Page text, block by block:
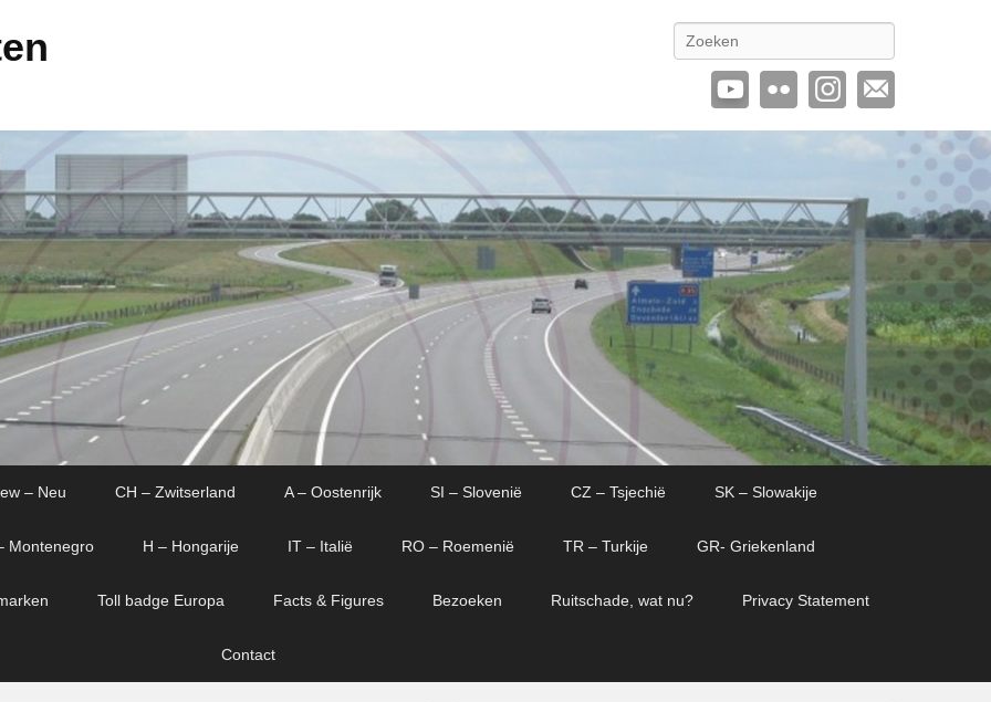
Zoeken
– Neu CH – Zwitserland A – Oostenrijk SI – Slovenië CZ – Tsjechië SK – Slowakije
Montenegro H – Hongarije IT – Italië RO – Roemenië TR – Turkije GR- Griekenland
Toll badge Europa Facts & Figures Bezoeken Ruitschade, wat nu? Privacy Statement
Contact